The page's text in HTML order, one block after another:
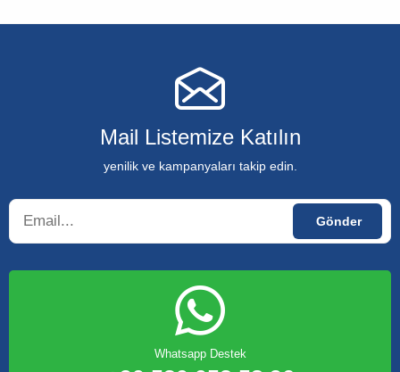
Mail Listemize Katılın
yenilik ve kampanyaları takip edin.
Whatsapp Destek